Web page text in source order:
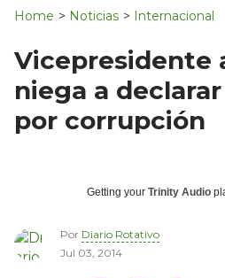
Navigation
Home > Noticias > Internacional
Vicepresidente
niega a
por corrupción
Getting your Trinity Audio
Por Diario Rotativo
Jul 03, 2014